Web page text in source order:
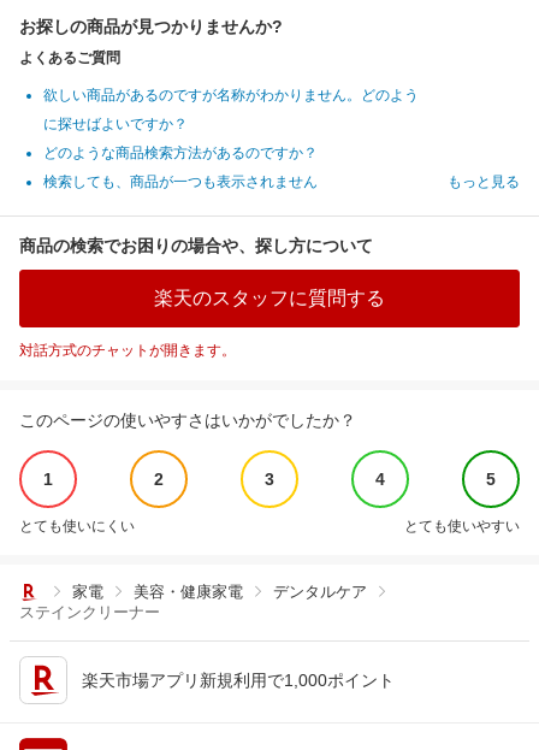
お探しの商品が見つかりませんか?
よくあるご質問
欲しい商品があるのですが名称がわかりません。どのよう
に探せばよいですか？
どのような商品検索方法があるのですか？
検索しても、商品が一つも表示されません
もっと見る
商品の検索でお困りの場合や、探し方について
楽天のスタッフに質問する
対話方式のチャットが開きます。
このページの使いやすさはいかがでしたか？
1 2 3 4 5
とても使いにくい とても使いやすい
家電 美容・健康家電
デンタルケア
ステインクリーナー
楽天市場アプリ新規利用で1,000ポイント